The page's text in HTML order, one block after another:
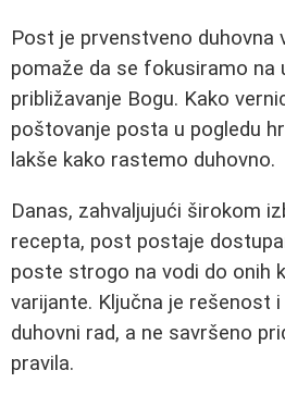
Post je prvenstveno duhovna
pomaže da se fokusiramo na
približavanje Bogu. Kako
poštovanje posta u pogledu
lakše kako rastemo duhovno.
Danas, zahvaljujući širokom
recepta, post postaje
poste strogo na vodi do onih
varijante. Ključna je rešenost
duhovni rad, a ne savršeno
pravila.